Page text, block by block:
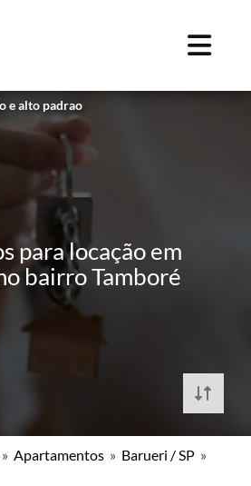
e alto padrao
para locação em
bairro Tamboré
» Apartamentos » Barueri / SP »